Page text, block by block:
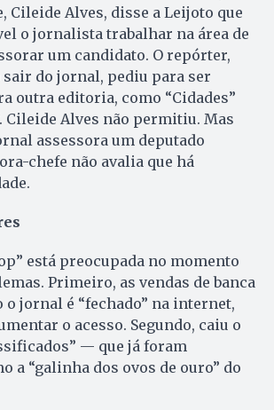
Cileide Alves, disse a Leijoto que
o jornalista trabalhar na área de
um candidato. O repórter,
sair do jornal, pediu para ser
outra editoria, como “Cidades”
Cileide Alves não permitiu. Mas
assessora um deputado
chefe não avalia que há
está preocupada no momento
Primeiro, as vendas de banca
o jornal é “fechado” na internet,
o acesso. Segundo, caiu o
— que já foram
a “galinha dos ovos de ouro” do